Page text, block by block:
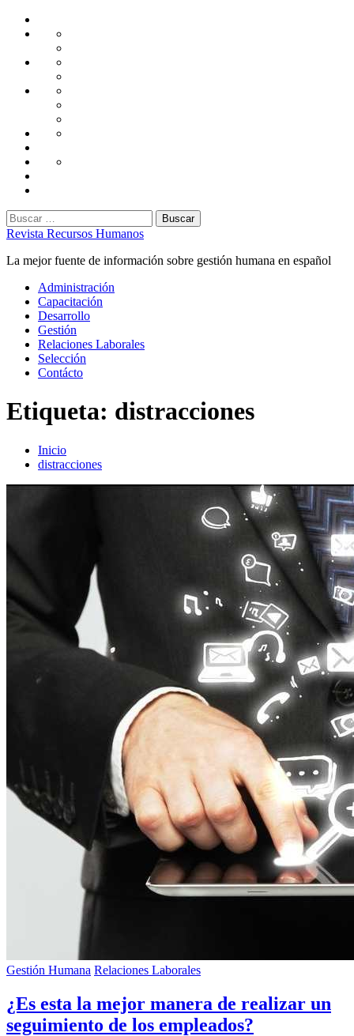
Saltar
Administración
Capacitación
Desarrollo
Gestión
Laborales
Selección
Buscar:
Revista Recursos Humanos
La mejor fuente de información sobre gestión humana en español
Menú
principal
Administración
Capacitación
Desarrollo
Gestión
Relaciones Laborales
Selección
Contácto
Etiqueta: distracciones
Inicio
distracciones
Gestión Humana Relaciones Laborales
¿Es esta la mejor manera de realizar un
seguimiento de los empleados?